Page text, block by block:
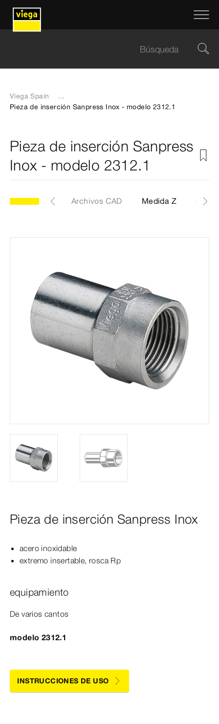
Viega Spain
...
Pieza de inserción Sanpress Inox - modelo 2312.1
Pieza de inserción Sanpress
Inox - modelo 2312.1
Etiquetas Archivos CAD Medida Z
Pieza de inserción Sanpress Inox
acero inoxidable
extremo insertable, rosca Rp
equipamiento
De varios cantos
modelo 2312.1
INSTRUCCIONES DE USO